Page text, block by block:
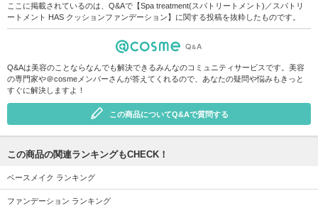
ここに掲載されているのは、Q&Aで【Spa treatment(スパトリートメント)／スパトリ
ートメント HAS クッションファンデーション】に関する投稿を抜粋したものです。
Q&Aは美容のことならなんでも解決できるみんなのコミュニティサービスです。美容
の専門家や＠cosmeメンバーさんが答えてくれるので、あなたの疑問や悩みもきっと
すぐに解決しますよ！
この商品についてQ&Aで質問する
この商品の関連ランキングもCHECK！
ベースメイク ランキング
ファンデーション ランキング